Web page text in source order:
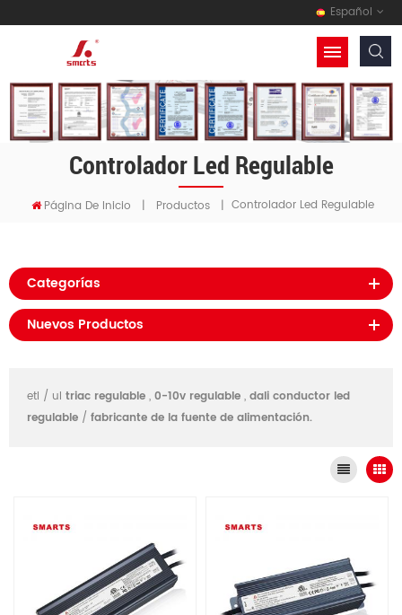
Español
Controlador Led Regulable
Página De Inicio | Productos | Controlador Led Regulable
Categorías
Nuevos Productos
etl / ul triac regulable , 0-10v regulable , dali conductor led
regulable / fabricante de la fuente de alimentación.